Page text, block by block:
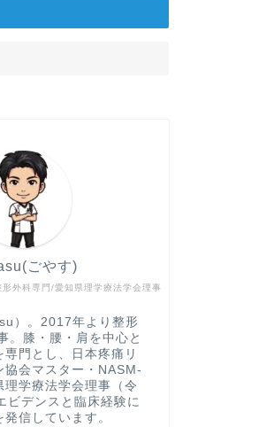
外科専門/愛知県理学療法学会理事
ごやす)
）。2017年より整形
。膝・腰・肩を中心と
専門とし、日本疼痛リ
協会マスター・NASM-
理学療法学会理事（令
ビデンスと臨床経験に
信しています。